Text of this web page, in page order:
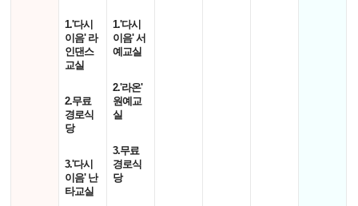
1.'다시
이음' 라
인댄스
교실
2.무료
경로식
당
3.'다시
이음' 난
타교실
1.'다시
이음' 서
예교실
2.'라온'
원예교
실
3.무료
경로식
당